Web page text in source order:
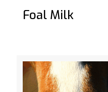
Foal Milk
Bekijk het product